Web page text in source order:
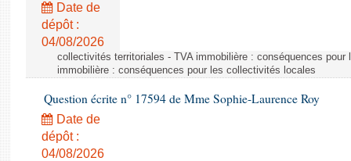
Date de
dépôt :
04/08/2026
collectivités territoriales - TVA immobilière : conséquences
immobilière : conséquences pour les collectivités locales
Question écrite n° 17594 de Mme Sophie-Laurence Roy
Date de
dépôt :
04/08/2026